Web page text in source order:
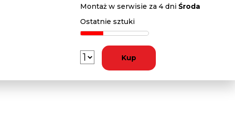
Montaż w serwisie za 4 dni Środa
Ostatnie sztuki
Kup